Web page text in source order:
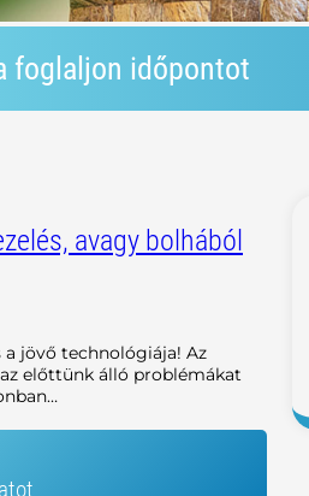
foglaljon időpontot
avagy bolhából
jövő technológiája! Az
előttünk álló problémákat